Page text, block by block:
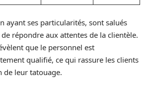
ayant ses particularités, sont salués
répondre aux attentes de la clientèle.
que le personnel est
qualifié, ce qui rassure les clients
de leur tatouage.